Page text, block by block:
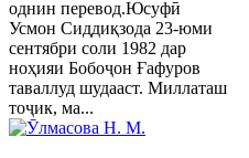
однин перевод.Юсуфӣ
Усмон Сиддиқзода 23-юми
сентябри соли 1982 дар
ноҳияи Бобоҷон Ғафуров
таваллуд шудааст. Миллаташ
тоҷик, ма...